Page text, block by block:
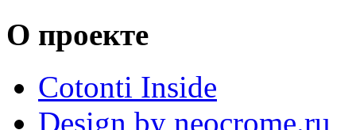
О проекте
Cotonti Inside
Design by neocrome.ru